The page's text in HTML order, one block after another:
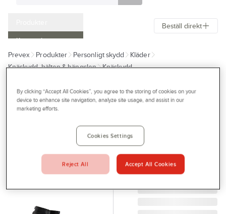
Kampanjer
Outlet
Bli kund
Aktuellt
Serviceverkstad
Movab
Beställ direkt
Prevex Produkter Personligt skydd
Kläder
Knäskydd, bälten & hängslen
Knäskydd
BLÅKLÄDER
Knäskydd
1933
KNÄSKYDD SVART
XL/XXL BLÅKLÄDER
406719339900XL/XXL
By clicking “Accept All Cookies”, you agree to the storing of cookies on your
device to enhance site navigation, analyze site usage, and assist in our
marketing efforts.
Cookies Settings
Reject All Accept All Cookies